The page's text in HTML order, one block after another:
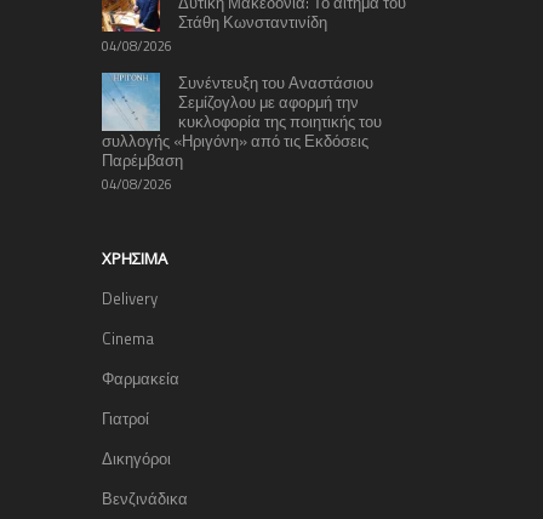
Στάθη Κωνσταντινίδη
04/08/2026
Συνέντευξη του Αναστάσιου
Σεμίζογλου με αφορμή την
κυκλοφορία της ποιητικής του
συλλογής «Ηριγόνη» από τις Εκδόσεις
Παρέμβαση
04/08/2026
ΧΡΉΣΙΜΑ
Delivery
Cinema
Φαρμακεία
Γιατροί
Δικηγόροι
Βενζινάδικα